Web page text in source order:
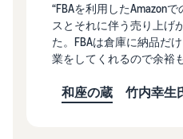
“FBAを利用したAmazon
スとそれに伴う売り上げ
た。FBAは倉庫に納品だ
業をしてくれるので余裕
和座の蔵 竹内幸生